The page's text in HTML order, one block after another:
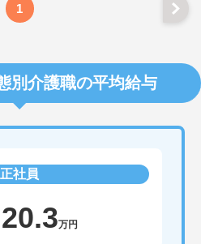
1
別介護職の平均給与
正社員
20.3万円